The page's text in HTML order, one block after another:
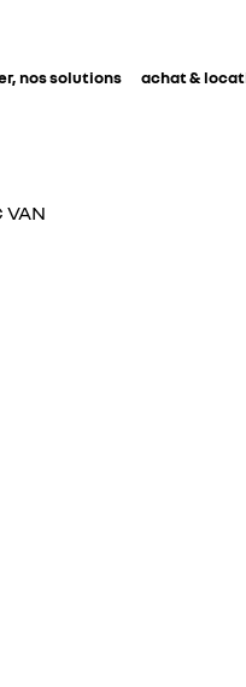
nos solutions achat &
VAN